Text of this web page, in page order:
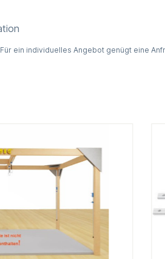
Für ein individuelles Angebot genügt eine